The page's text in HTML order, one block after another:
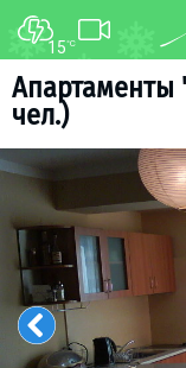
15°C
Апартаменты
чел.)
ФОРУМ
Схема
Ски-пасс
Прокат
Ски-сервис
Дети в